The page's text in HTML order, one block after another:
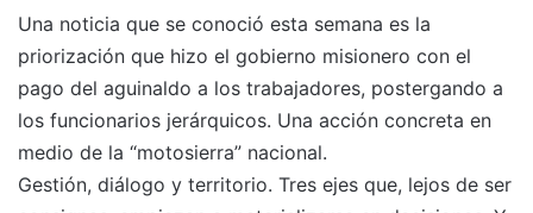
Una noticia que se conoció esta semana es la
priorización que hizo el gobierno misionero con el
pago del aguinaldo a los trabajadores, postergando a
los funcionarios jerárquicos. Una acción concreta en
medio de la “motosierra” nacional.
Gestión, diálogo y territorio. Tres ejes que, lejos de ser